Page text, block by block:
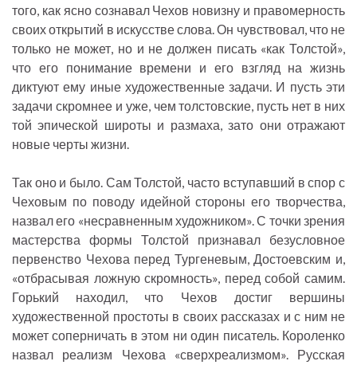
того, как ясно сознавал Чехов новизну и правомерность
своих открытий в искусстве слова. Он чувствовал, что не
только не может, но и не должен писать «как Толстой»,
что его понимание времени и его взгляд на жизнь
диктуют ему иные художественные задачи. И пусть эти
задачи скромнее и уже, чем толстовские, пусть нет в них
той эпической широты и размаха, зато они отражают
новые черты жизни.
Так оно и было. Сам Толстой, часто вступавший в спор с
Чеховым по поводу идейной стороны его творчества,
назвал его «несравненным художником». С точки зрения
мастерства формы Толстой признавал безусловное
первенство Чехова перед Тургеневым, Достоевским и,
«отбрасывая ложную скромность», перед собой самим.
Горький находил, что Чехов достиг вершины
художественной простоты в своих рассказах и с ним не
может соперничать в этом ни один писатель. Короленко
назвал реализм Чехова «сверхреализмом». Русская